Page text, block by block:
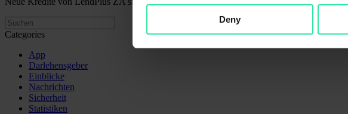
Deny
Categories
App
Darlehensgeber
Einblicke
Nachrichten
Sicherheit
Statistiken